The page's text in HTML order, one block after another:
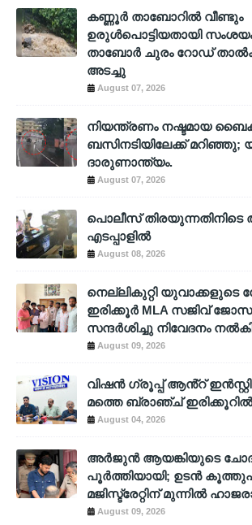
കണ്ണൂർ താബോറിൽ വീണ്ടും
ഉരുൾപൊട്ടിയതായി
താബോർ ചുരം റോഡ്
അടച്ചു
August 07, 2026
നിയന്ത്രണം നഷ്ടമായ ബൈക്ക്
ബസിനടിയിലേക്ക് മറിഞ്ഞു;
ദാരുണാന്ത്യം.
August 07, 2026
പൊലീസ്
എടപ്പാളില്‍
August 08, 2026
നെല്ലികുറ്റി
ഇരിക്കൂർ MLA സജിവ്
സന്ദർശിച്ചു നിവേദനം
August 09, 2026
വിഷൻ ഗ്രൂപ്പ് ആൻ്റ്
മത്തെ ബ്രാഞ്ച്
August 04, 2026
അര്‍ജുന്‍ ആയങ്കിയുടെ
പൂര്‍ത്തിയായി; ഉടന്‍
മജിസ്ട്രേറ്റിന് മുന്നില്‍
August 09, 2026